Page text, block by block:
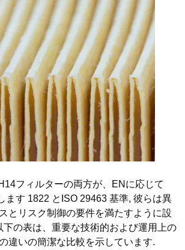
フィルターの両方が、ENに応じて
ます 1822 とISO 29463 基準, 彼らは異
とリスク制御の要件を満たすように設
下の表は、重要な技術的および運用上の
違いの簡潔な比較を示しています.